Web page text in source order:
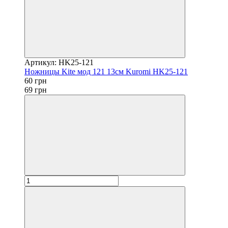
Артикул: HK25-121
Ножницы Kite мод 121 13см Kuromi HK25-121
60 грн
69 грн